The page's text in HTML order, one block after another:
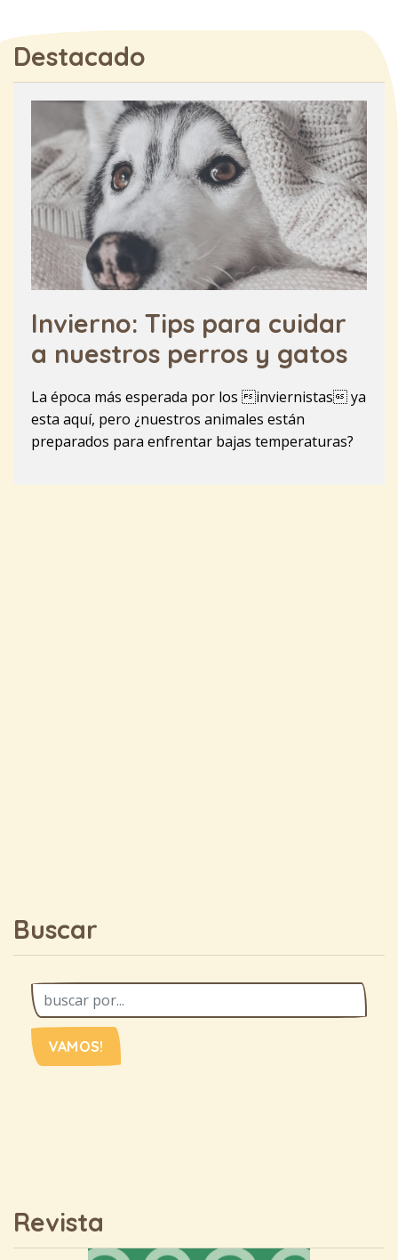
Destacado
Invierno: Tips para cuidar
a nuestros perros y gatos
La época más esperada por los inviernistas ya
esta aquí, pero ¿nuestros animales están
preparados para enfrentar bajas temperaturas?
Buscar
VAMOS!
Revista